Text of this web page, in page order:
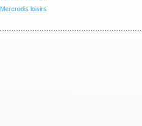
Mercredis loisirs